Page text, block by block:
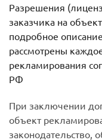
Разрешения
заказчика на
подробное
рассмотрены
рекламирования
РФ
При заключении
объект
законодательство,